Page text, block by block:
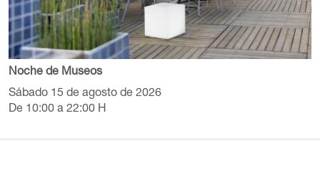
Noche de Museos
Sábado 15 de agosto de 2026
De 10:00 a 22:00 H